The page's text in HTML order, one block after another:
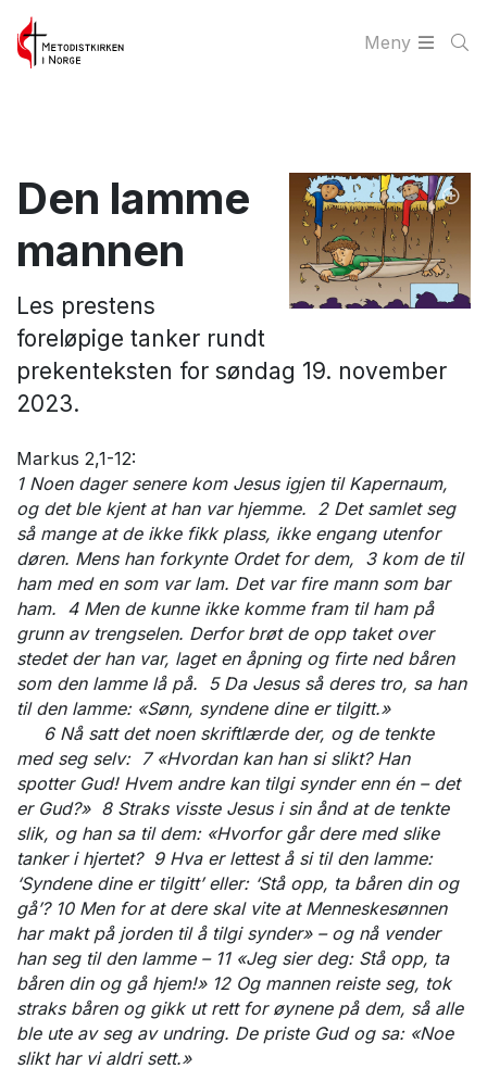
Meny
Den lamme
mannen
Les prestens
foreløpige tanker rundt
prekenteksten for søndag 19. november
2023.
Markus 2,1-12:
1 Noen dager senere kom Jesus igjen til Kapernaum,
og det ble kjent at han var hjemme. 2 Det samlet seg
så mange at de ikke fikk plass, ikke engang utenfor
døren. Mens han forkynte Ordet for dem, 3 kom de til
ham med en som var lam. Det var fire mann som bar
ham. 4 Men de kunne ikke komme fram til ham på
grunn av trengselen. Derfor brøt de opp taket over
stedet der han var, laget en åpning og firte ned båren
som den lamme lå på. 5 Da Jesus så deres tro, sa han
til den lamme: «Sønn, syndene dine er tilgitt.»
6 Nå satt det noen skriftlærde der, og de tenkte
med seg selv: 7 «Hvordan kan han si slikt? Han
spotter Gud! Hvem andre kan tilgi synder enn én – det
er Gud?» 8 Straks visste Jesus i sin ånd at de tenkte
slik, og han sa til dem: «Hvorfor går dere med slike
tanker i hjertet? 9 Hva er lettest å si til den lamme:
‘Syndene dine er tilgitt’ eller: ‘Stå opp, ta båren din og
gå’? 10 Men for at dere skal vite at Menneskesønnen
har makt på jorden til å tilgi synder» – og nå vender
han seg til den lamme – 11 «Jeg sier deg: Stå opp, ta
båren din og gå hjem!» 12 Og mannen reiste seg, tok
straks båren og gikk ut rett for øynene på dem, så alle
ble ute av seg av undring. De priste Gud og sa: «Noe
slikt har vi aldri sett.»